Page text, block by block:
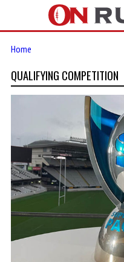
Home
QUALIFYING COMPETITION